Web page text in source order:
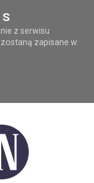
z serwisu
zapisane w